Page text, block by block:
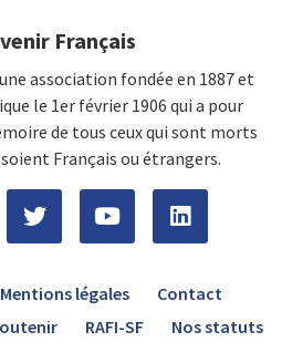
Français
association fondée en 1887 et
le 1er février 1906 qui a pour
de tous ceux qui sont morts
Français ou étrangers.
Mentions légales
Contact
RAFI-SF Nos statuts